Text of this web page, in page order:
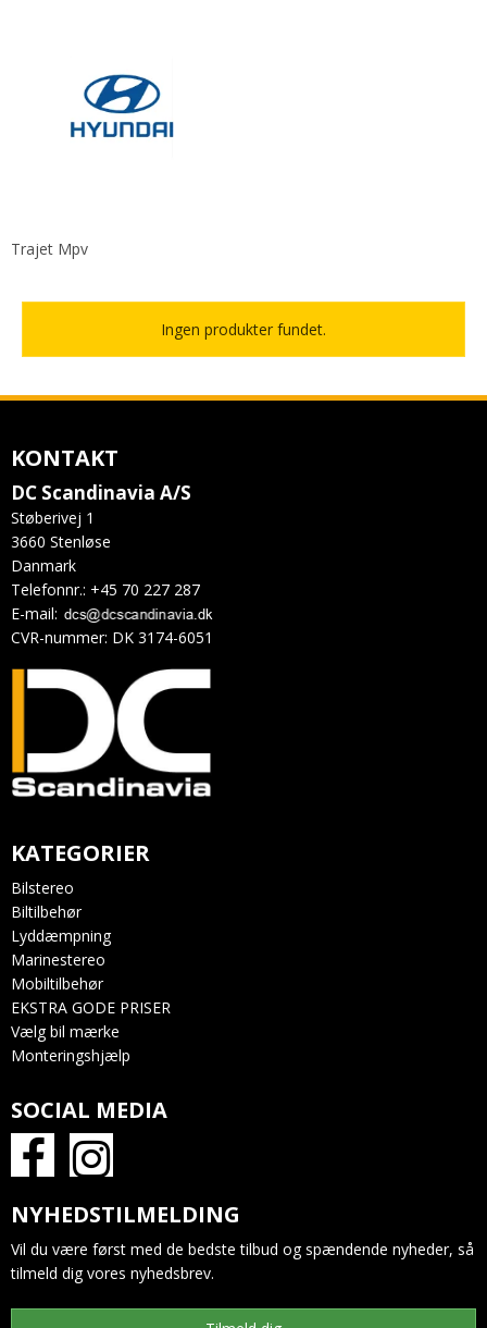
Trajet Mpv
Ingen produkter fundet.
KONTAKT
DC Scandinavia A/S
Støberivej 1
3660 Stenløse
Danmark
Telefonnr.: +45 70 227 287
E-mail:
CVR-nummer: DK 3174-6051
KATEGORIER
Bilstereo
Biltilbehør
Lyddæmpning
Marinestereo
Mobiltilbehør
EKSTRA GODE PRISER
Vælg bil mærke
Monteringshjælp
SOCIAL MEDIA
NYHEDSTILMELDING
Vil du være først med de bedste tilbud og spændende nyheder, så
tilmeld dig vores nyhedsbrev.